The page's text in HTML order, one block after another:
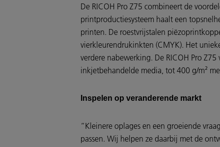
De RICOH Pro Z75 combineert de
printproductiesysteem haalt een
printen. De roestvrijstalen
vierkleurendrukinkten (CMYK). Het
verdere nabewerking. De RICOH Pro
inkjetbehandelde media, tot 400 g/m²
Inspelen op veranderende markt
“Kleinere oplages en een groeiende
passen. Wij helpen ze daarbij met de